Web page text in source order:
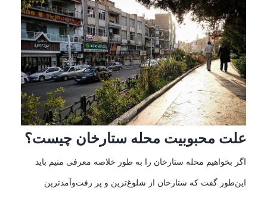
علت محبوبیت محله ستارخان چیست؟
اگر بخواهیم محله ستارخان را به طور خلاصه معرفی منیم باید
این‌طور گفت که ستارخان از شلوغ‌ترین و پر رفت‌وآمدترین